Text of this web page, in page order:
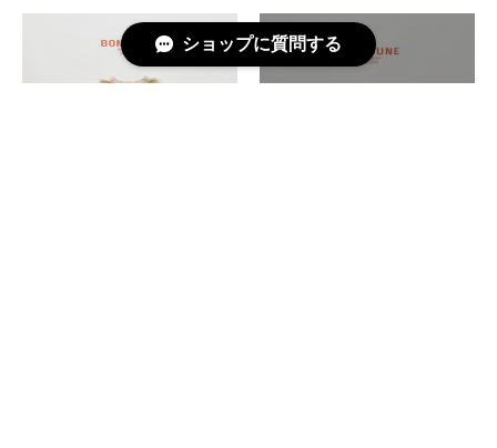
ショップに質問する